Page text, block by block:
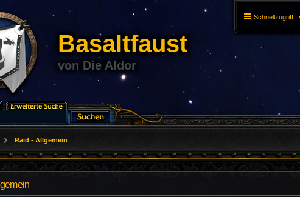
Basaltfaust
von Die Aldor
Schnellzugriff
Raid - Allgemein